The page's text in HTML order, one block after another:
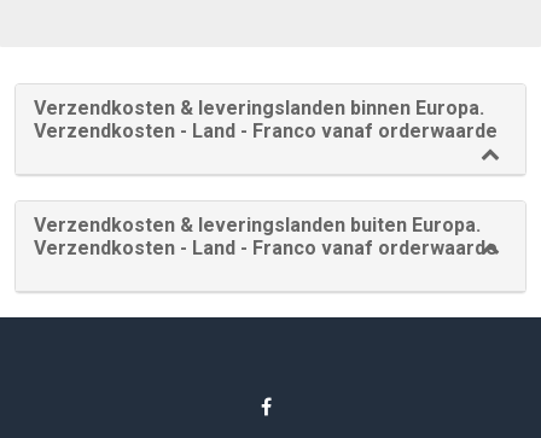
Verzendkosten & leveringslanden binnen Europa.
Verzendkosten - Land - Franco vanaf orderwaarde
Verzendkosten & leveringslanden buiten Europa.
Verzendkosten - Land - Franco vanaf orderwaarde